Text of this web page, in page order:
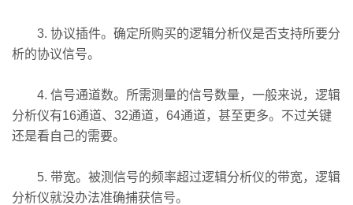
3. 协议插件。确定所购买的逻辑分析仪是否支持所要分
析的协议信号。
4. 信号通道数。所需测量的信号数量，一般来说，逻辑
分析仪有16通道、32通道，64通道，甚至更多。不过关键
还是看自己的需要。
5. 带宽。被测信号的频率超过逻辑分析仪的带宽，逻辑
分析仪就没办法准确捕获信号。